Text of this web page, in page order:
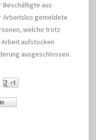
Beschäftigte aus
Arbeitslos gemeldete
welche trotz
Arbeit aufstocken
ausgeschlossen.